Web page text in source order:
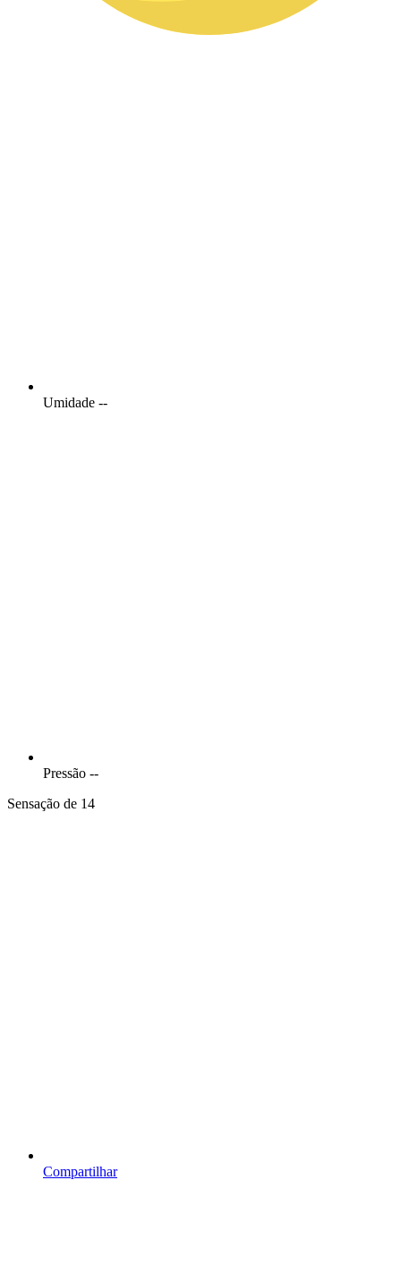
Umidade --
Pressão --
Sensação de 14
Compartilhar